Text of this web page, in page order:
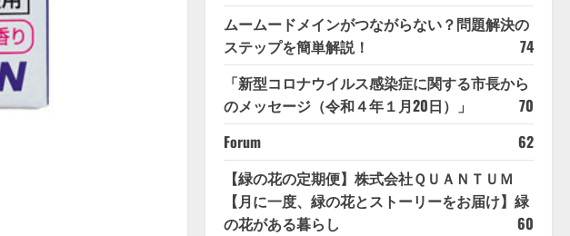
ムームードメインがつながらない？問題解決の
ステップを簡単解説！
74
「新型コロナウイルス感染症に関する市長から
のメッセージ（令和４年１月20日）」
70
Forum
62
【緑の花の定期便】株式会社ＱＵＡＮＴＵＭ
【月に一度、緑の花とストーリーをお届け】緑
の花がある暮らし
60